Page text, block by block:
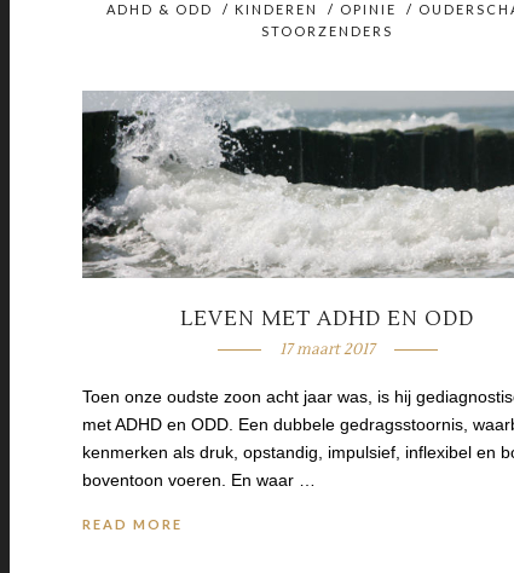
ADHD & ODD / KINDEREN / OPINIE /
STOORZENDERS
LEVEN MET ADHD EN ODD
17 maart 2017
Toen onze oudste zoon acht jaar was, is hij
met ADHD en ODD. Een dubbele gedragsstoornis,
kenmerken als druk, opstandig, impulsief, inflexibel en
boventoon voeren. En waar …
READ MORE